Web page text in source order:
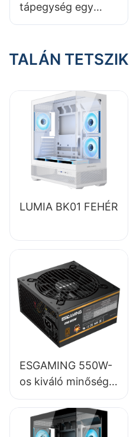
tápegység egy
gamer PC-hez?
TALÁN TETSZIK
LUMIA BK01 FEHÉR
ESGAMING 550W-
os kiváló minőségű,
85%-os hatásfokú,
80+ bronz színű
asztali számítógép